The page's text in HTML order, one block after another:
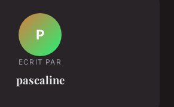
P
ECRIT PAR
pascaline